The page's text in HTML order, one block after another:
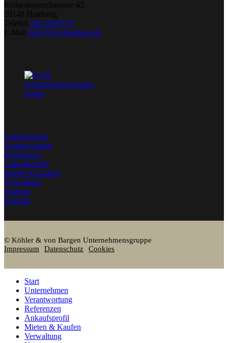
Rothenbaumchaussee 43
20148 Hamburg
Telefon 040 5606150
E-Mail info@kvb-hamburg.de
Unternehmen
Verantwortung
Referenzen
Ankaufsprofil
Mieten & Kaufen
Verwaltung
Karriere
Kontakt
© Köhler & von Bargen Unternehmensgruppe
Impressum
Datenschutz Cookies
Start
Unternehmen
Verantwortung
Referenzen
Ankaufsprofil
Mieten & Kaufen
Verwaltung